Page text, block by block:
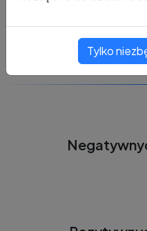
Tylko